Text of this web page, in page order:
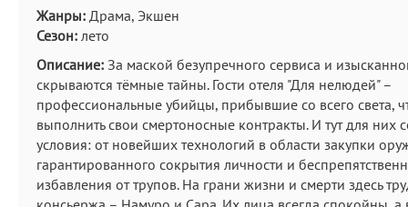
Жанры: Драма, Экшен
Сезон: лето
Описание: За маской безупречного сервиса и
скрываются тёмные тайны. Гости отеля "Для нелюдей" –
профессиональные убийцы, прибывшие со всего света,
выполнить свои смертоносные контракты. И тут для них
условия: от новейших технологий в области закупки
гарантированного сокрытия личности и
избавления от трупов. На грани жизни и смерти здесь